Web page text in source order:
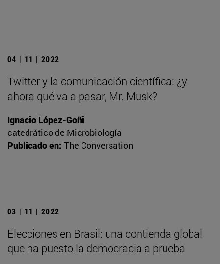
04 | 11 | 2022
Twitter y la comunicación científica: ¿y
ahora qué va a pasar, Mr. Musk?
Ignacio López-Goñi
catedrático de Microbiología
Publicado en: The Conversation
03 | 11 | 2022
Elecciones en Brasil: una contienda global
que ha puesto la democracia a prueba